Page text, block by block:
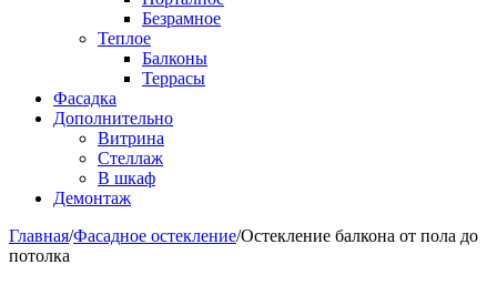
Безрамное
Теплое
Балконы
Террасы
Фасадка
Дополнительно
Витрина
Стеллаж
В шкаф
Демонтаж
Главная/Фасадное остекление/Остекление балкона от пола до
потолка